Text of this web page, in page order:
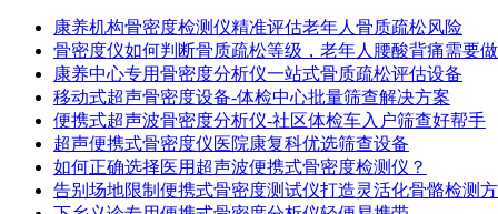
康养机构骨密度检测仪精准评估老年人骨质疏松风险
骨密度仪如何判断骨质疏松等级，老年人腰酸背痛需要
康养中心专用骨密度分析仪一站式骨质疏松评估设备
移动式超声骨密度设备-体检中心批量筛查解决方案
便携式超声波骨密度分析仪-社区体检车入户筛查好帮手
超声便携式骨密度仪医院康复科优选筛查设备
如何正确选择医用超声波便携式骨密度检测仪？
告别场地限制便携式骨密度测试仪打造灵活化骨骼检测